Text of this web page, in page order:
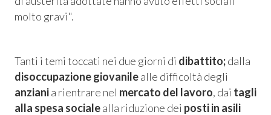
molto gravi".
Tanti i temi toccati nei due giorni di dibattito;dalla
disoccupazione giovanilealle difficoltà degli
anziania rientrare nel mercato del lavoro, dai tagli
alla spesa socialealla riduzione dei posti in asili